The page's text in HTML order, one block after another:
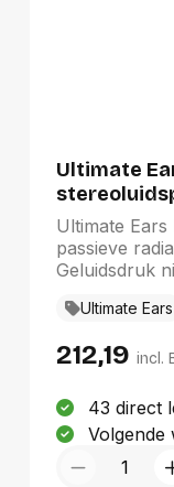
Ultimate
Ultimate Ears
passieve
Geluidsdruk
Bluetooth-
Aanbevolen
Ultimate Ears
212,19 incl.
43 direct
Volgende